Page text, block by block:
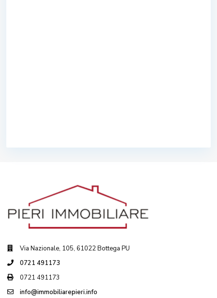
Via Nazionale, 105, 61022 Bottega PU
0721 491173
0721 491173
info@immobiliarepieri.info